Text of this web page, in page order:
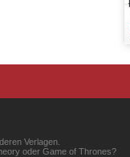
Verlagen.
oder Game of Thrones?